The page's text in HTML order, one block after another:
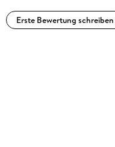
Erste Bewertung schreiben